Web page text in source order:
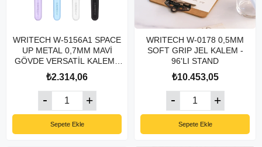
WRITECH W-5156A1 SPACE
UP METAL 0,7MM MAVİ
GÖVDE VERSATİL KALEM -
6'LI KUTU
₺2.314,06
Sepete Ekle
WRITECH W-0178 0,5MM
SOFT GRIP JEL KALEM -
96'LI STAND
₺10.453,05
Sepete Ekle